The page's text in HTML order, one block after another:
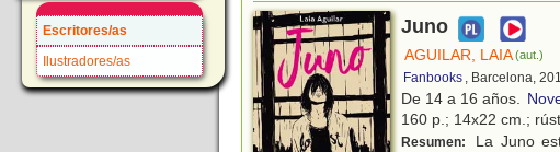
Escritores/as
Ilustradores/as
Juno
AGUILAR, LAIA(aut.)
Fanbooks , Barcelona,
De 14 a 16 años.
160 p.; 14x22 cm.;
Resumen:
La Juno